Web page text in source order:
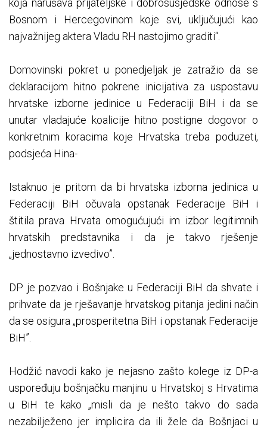
koja narušava prijateljske i dobrosusjedske odnose s
Bosnom i Hercegovinom koje svi, uključujući kao
najvažnijeg aktera Vladu RH nastojimo graditi“.
Domovinski pokret u ponedjeljak je zatražio da se
deklaracijom hitno pokrene inicijativa za uspostavu
hrvatske izborne jedinice u Federaciji BiH i da se
unutar vladajuće koalicije hitno postigne dogovor o
konkretnim koracima koje Hrvatska treba poduzeti,
podsjeća Hina-
Istaknuo je pritom da bi hrvatska izborna jedinica u
Federaciji BiH očuvala opstanak Federacije BiH i
štitila prava Hrvata omogućujući im izbor legitimnih
hrvatskih predstavnika i da je takvo rješenje
„jednostavno izvedivo”.
DP je pozvao i Bošnjake u Federaciji BiH da shvate i
prihvate da je rješavanje hrvatskog pitanja jedini način
da se osigura „prosperitetna BiH i opstanak Federacije
BiH”.
Hodžić navodi kako je nejasno zašto kolege iz DP-a
uspoređuju bošnjačku manjinu u Hrvatskoj s Hrvatima
u BiH te kako „misli da je nešto takvo do sada
nezabilježeno jer implicira da ili žele da Bošnjaci u